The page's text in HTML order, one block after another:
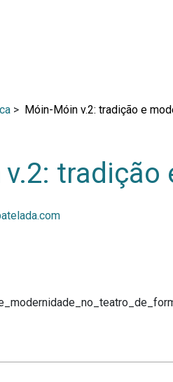
> Móin-Móin v.2: tradição e